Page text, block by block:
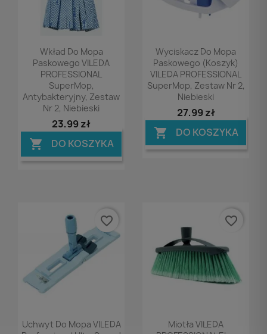
Podgląd
Wkład Do Mopa
Paskowego VILEDA
PROFESSIONAL
SuperMop,
Antybakteryjny, Zestaw
Nr 2, Niebieski
23,99 zł
 DO KOSZYKA
Podgląd
Wyciskacz Do Mopa
Paskowego (koszyk)
VILEDA PROFESSIONAL
SuperMop, Zestaw Nr 2,
Niebieski
27,99 zł
 DO KOSZYKA
Podgląd
Uchwyt Do Mopa VILEDA
favorite_border
Podgląd
Miotła VILEDA
favorite_border